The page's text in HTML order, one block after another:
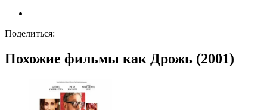
Поделиться:
Похожие фильмы как Дрожь (2001)